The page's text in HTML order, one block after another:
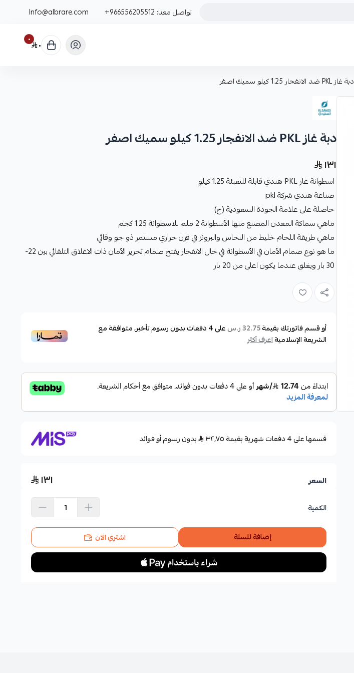
تواصل معنا: +966556205512
Info@albrare.com
٠ ٠
دبة غاز PKL ضد الانفجار 1.25 كيلو سميك اصفر
دبة غاز PKL ضد الانفجار 1.25 كيلو سميك اصفر
١٣١
اسطوانة غاز PKL هندي قابلة للتعبئة 1.25 كيلو
صناعة هندي شركة pkl
حاصلة على علامة الجودة السعودية (ج)
ماهي سماكة المعدن المصنع منها الأسطوانة 2 ملم للاسطوانة 1.25 كجم
ماهي طريقة اللحام خليط من النحاس والبرونز في فرن حراري مستمر ذو جو وقائي
ما هو نوع صمام الأمان في الأسطوانة في حال الانفجار يفتح صمام تحرير الأمان ذات الاغلاق التلقائي بين 22-
30 بار ويغلق عندما يكون اعلى من 20 بار
أو قسم فاتورتك بقيمة32.75 ر.س على4دفعات بدون رسوم تأخير، متوافقة مع
الشريعة الإسلاميةاعرف أكثر
قسمها على 4 دفعات شهرية بقيمة ٣٢٫٧٥ بدون رسوم أو فوائد
السعر ١٣١
الكمية
إضافة للسلة اشتري الآن